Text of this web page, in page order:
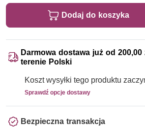
Dodaj do koszyka
Darmowa dostawa już od 200,00
terenie Polski
Koszt wysyłki tego produktu
Sprawdź opcje dostawy
Bezpieczna transakcja